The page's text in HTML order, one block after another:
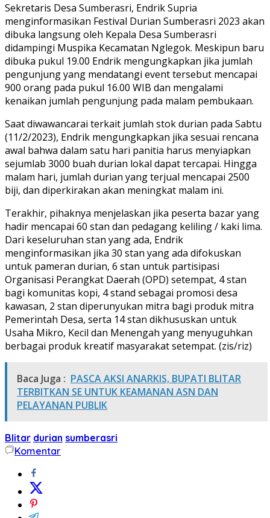
Sekretaris Desa Sumberasri, Endrik Supria
menginformasikan Festival Durian Sumberasri 2023 akan
dibuka langsung oleh Kepala Desa Sumberasri
didampingi Muspika Kecamatan Nglegok. Meskipun baru
dibuka pukul 19.00 Endrik mengungkapkan jika jumlah
pengunjung yang mendatangi event tersebut mencapai
900 orang pada pukul 16.00 WIB dan mengalami
kenaikan jumlah pengunjung pada malam pembukaan.
Saat diwawancarai terkait jumlah stok durian pada Sabtu
(11/2/2023), Endrik mengungkapkan jika sesuai rencana
awal bahwa dalam satu hari panitia harus menyiapkan
sejumlab 3000 buah durian lokal dapat tercapai. Hingga
malam hari, jumlah durian yang terjual mencapai 2500
biji, dan diperkirakan akan meningkat malam ini.
Terakhir, pihaknya menjelaskan jika peserta bazar yang
hadir mencapai 60 stan dan pedagang keliling / kaki lima.
Dari keseluruhan stan yang ada, Endrik
menginformasikan jika 30 stan yang ada difokuskan
untuk pameran durian, 6 stan untuk partisipasi
Organisasi Perangkat Daerah (OPD) setempat, 4 stan
bagi komunitas kopi, 4 stand sebagai promosi desa
kawasan, 2 stan diperunyukan mitra bagi produk mitra
Pemerintah Desa, serta 14 stan dikhususkan untuk
Usaha Mikro, Kecil dan Menengah yang menyuguhkan
berbagai produk kreatif masyarakat setempat. (zis/riz)
Baca Juga : PASCA AKSI ANARKIS, BUPATI BLITAR
TERBITKAN SE UNTUK KEAMANAN ASN DAN
PELAYANAN PUBLIK
Blitar durian sumberasri
Komentar